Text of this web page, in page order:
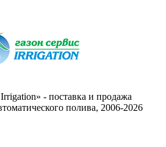
- поставка и продажа
полива, 2006-2026